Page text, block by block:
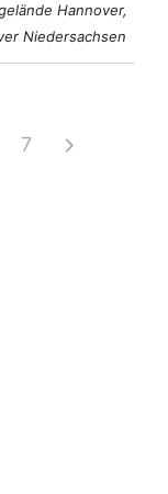
Hannover,
Niedersachsen
7